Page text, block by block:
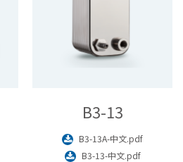
B3-13
B3-13A-中文.pdf
B3-13-中文.pdf